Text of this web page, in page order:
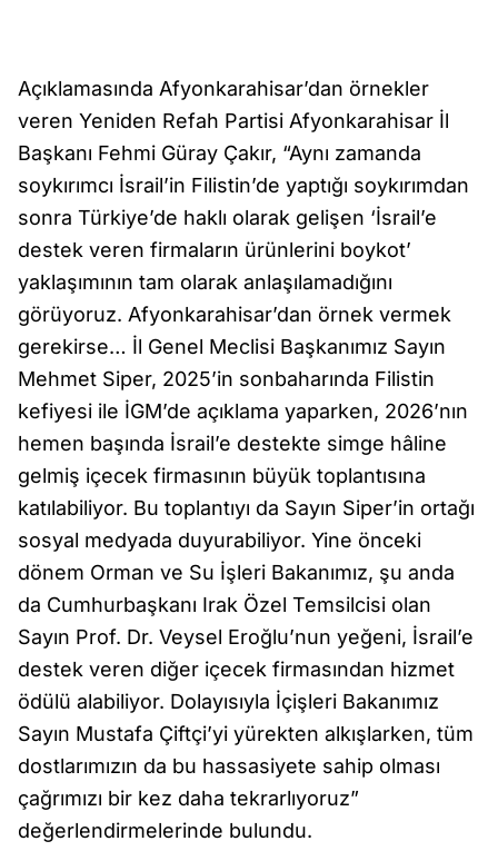
Açıklamasında Afyonkarahisar’dan örnekler
veren Yeniden Refah Partisi Afyonkarahisar İl
Başkanı Fehmi Güray Çakır, “Aynı zamanda
soykırımcı İsrail’in Filistin’de yaptığı soykırımdan
sonra Türkiye’de haklı olarak gelişen ‘İsrail’e
destek veren firmaların ürünlerini boykot’
yaklaşımının tam olarak anlaşılamadığını
görüyoruz. Afyonkarahisar’dan örnek vermek
gerekirse… İl Genel Meclisi Başkanımız Sayın
Mehmet Siper, 2025’in sonbaharında Filistin
kefiyesi ile İGM’de açıklama yaparken, 2026’nın
hemen başında İsrail’e destekte simge hâline
gelmiş içecek firmasının büyük toplantısına
katılabiliyor. Bu toplantıyı da Sayın Siper’in ortağı
sosyal medyada duyurabiliyor. Yine önceki
dönem Orman ve Su İşleri Bakanımız, şu anda
da Cumhurbaşkanı Irak Özel Temsilcisi olan
Sayın Prof. Dr. Veysel Eroğlu’nun yeğeni, İsrail’e
destek veren diğer içecek firmasından hizmet
ödülü alabiliyor. Dolayısıyla İçişleri Bakanımız
Sayın Mustafa Çiftçi’yi yürekten alkışlarken, tüm
dostlarımızın da bu hassasiyete sahip olması
çağrımızı bir kez daha tekrarlıyoruz”
değerlendirmelerinde bulundu.